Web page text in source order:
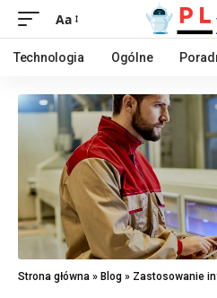
Aa
Technologia Ogólne
Strona główna » Blog » Zastosowanie informatyki